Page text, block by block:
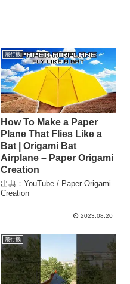
飛行機
How To Make a Paper
Plane That Flies Like a
Bat | Origami Bat
Airplane – Paper Origami
Creation
出典：YouTube / Paper Origami
Creation
2023.08.20
飛行機